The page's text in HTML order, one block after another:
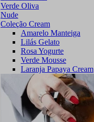
Verde Oliva
Nude
Coleção Cream
Amarelo Manteiga
Lilás Gelato
Rosa Yogurte
Verde Mousse
Laranja Papaya Cream